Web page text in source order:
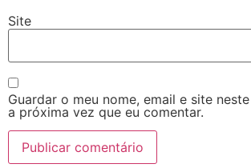
Site
Guardar o meu nome, email e site
a próxima vez que eu comentar.